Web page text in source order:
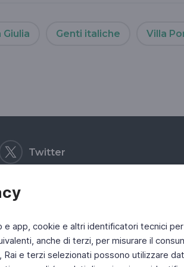
app, cookie e altri identificatori tecnici
anche di terzi, per misurare il
e terzi selezionati possono utilizzare
Genti italiche Villa
Twitter